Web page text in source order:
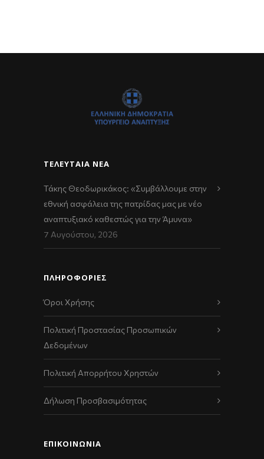
ΤΕΛΕΥΤΑΊΑ ΝΈΑ
Τάκης Θεοδωρικάκος: «Συμβάλλουμε στην
εθνική ασφάλεια της πατρίδας μας με νέο
αναπτυξιακό καθεστώς για την Άμυνα»
7 Αυγούστου, 2026
ΠΛΗΡΟΦΟΡΙΕΣ
Όροι Χρήσης
Πολιτική Προστασίας Προσωπικών
Δεδομένων
Πολιτική Απορρήτου Χρηστών
Δήλωση Προσβασιμότητας
ΕΠΙΚΟΙΝΩΝΊΑ